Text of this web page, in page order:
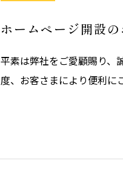
ホームページ開設
平素は弊社をご愛顧賜り、
度、お客さまにより便利に